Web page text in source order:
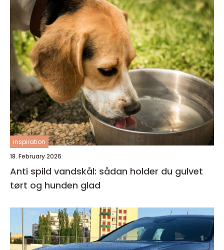
inspiration
18. February 2026
Anti spild vandskål: sådan holder du gulvet
tørt og hunden glad